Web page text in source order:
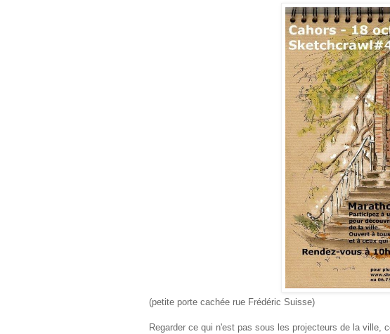
(petite porte cachée rue Frédéric Suisse)
Regarder ce qui n'est pas sous les projecteurs de la ville,